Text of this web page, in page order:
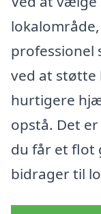
professionel
ved at støtte
hurtigere
opstå. Det
du får et flot
bidrager til